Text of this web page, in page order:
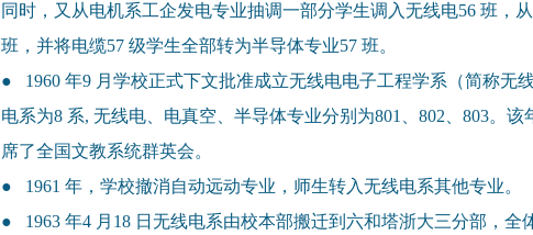
同时，又从电机系工企发电专业抽调一部分学生调入无线电56 班，
班，并将电缆57 级学生全部转为半导体专业57 班。
● 1960 年9 月学校正式下文批准成立无线电电子工程学系（简称无
电系为8 系, 无线电、电真空、半导体专业分别为801、802、803。
席了全国文教系统群英会。
● 1961 年，学校撤消自动远动专业，师生转入无线电系其他专业。
● 1963 年4 月18 日无线电系由校本部搬迁到六和塔浙大三分部，